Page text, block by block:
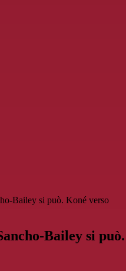
Bailey si può. Koné verso
Bailey si può.